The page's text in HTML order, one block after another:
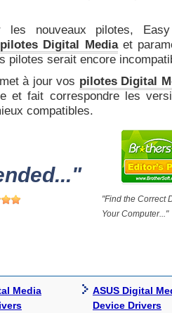
les nouveaux pilotes,
pilotes Digital Mediaet
pilotes serait encore
à jour vos pilotes Digital
et fait correspondre les
compatibles.
"Find the Correct
Your Computer..."
Media
ASUS Digital
Device Drivers